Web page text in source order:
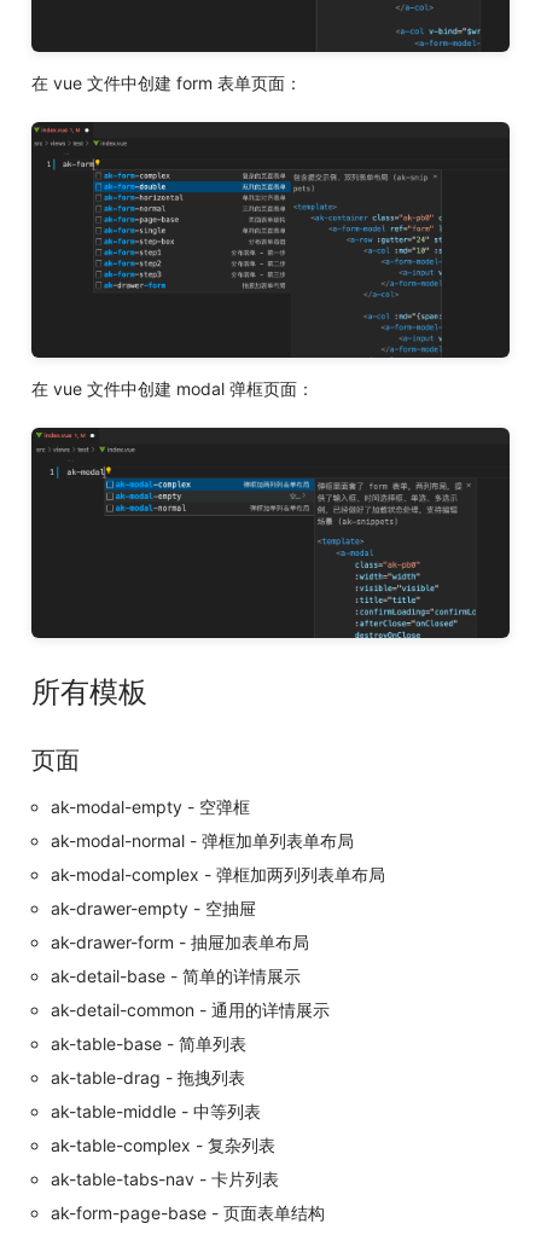
在 vue 文件中创建 form 表单页面：
在 vue 文件中创建 modal 弹框页面：
所有模板
页面
ak-modal-empty - 空弹框
ak-modal-normal - 弹框加单列表单布局
ak-modal-complex - 弹框加两列列表单布局
ak-drawer-empty - 空抽屉
ak-drawer-form - 抽屉加表单布局
ak-detail-base - 简单的详情展示
ak-detail-common - 通用的详情展示
ak-table-base - 简单列表
ak-table-drag - 拖拽列表
ak-table-middle - 中等列表
ak-table-complex - 复杂列表
ak-table-tabs-nav - 卡片列表
ak-form-page-base - 页面表单结构